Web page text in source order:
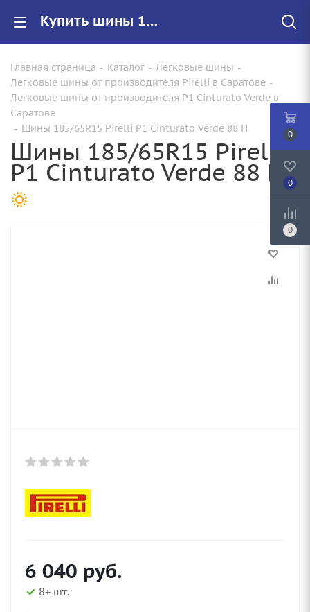
Купить шины 185/65R15 Pirelli P1 Cinturato Verde 88 H |Арт.4363100 по цене от 6040.00 руб. в Саратове с доставкой
Главная страница - Каталог - Легковые шины -
Легковые шины от производителя Pirelli в Саратове -
Легковые шины от производителя P1 Cinturato Verde в
Саратове
- Шины 185/65R15 Pirelli P1 Cinturato Verde 88 H
Шины 185/65R15 Pirelli
P1 Cinturato Verde 88 H
6 040 руб.
8+ шт.
0
0
0